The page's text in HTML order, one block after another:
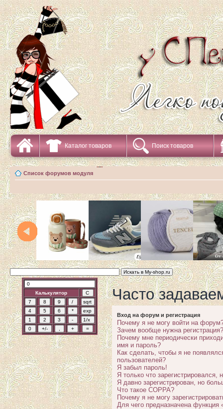
Каталог товаров Поиск товаров
Список форумов модуля
Калькулятор Часто
Вход на форум и регистрация
Почему я не могу войти на
Зачем вообще нужна регистрация?
Почему мне периодически
имя и пароль?
Как сделать, чтобы я не
пользователей?
Я забыл пароль!
Я только что зарегистрировался,
Я давно зарегистрирован, но
Что такое COPPA?
Почему я не могу
Для чего предназначена функция